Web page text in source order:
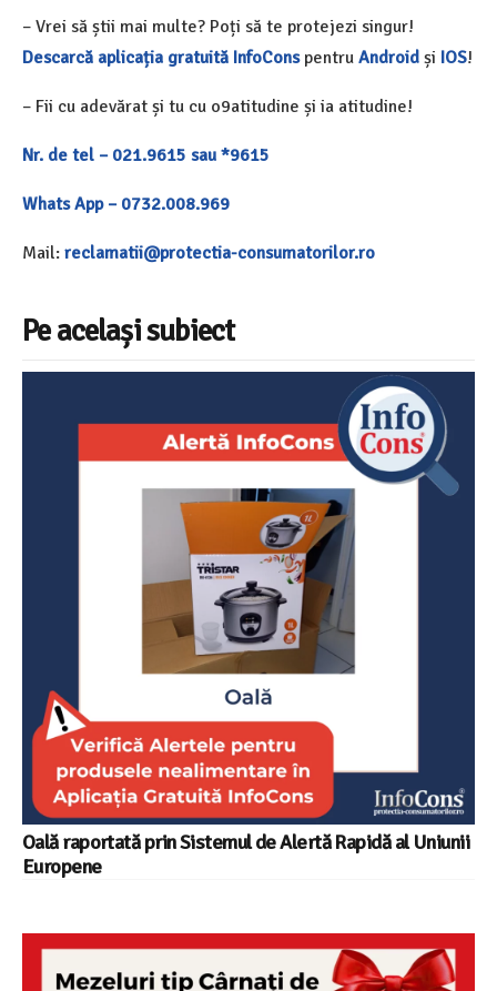
– Vrei să știi mai multe? Poți să te protejezi singur!
Descarcă aplicația gratuită InfoCons pentru Android și IOS!
– Fii cu adevărat și tu cu o9atitudine și ia atitudine!
Nr. de tel – 021.9615 sau *9615
Whats App – 0732.008.969
Mail: reclamatii@protectia-consumatorilor.ro
Pe același subiect
Oală raportată prin Sistemul de Alertă Rapidă al Uniunii
Europene